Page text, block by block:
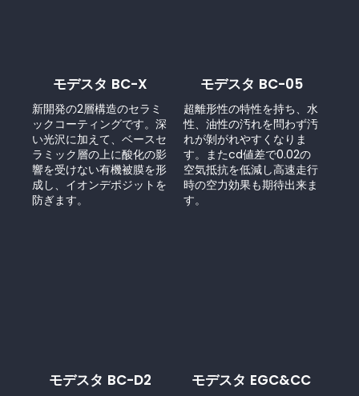
モデスタ BC-X
新開発の2層構造のセラミ
ックコーティングです。深
い光沢に加えて、ベースセ
ラミック層の上に酸化の影
響を受けない有機被膜を形
成し、イオンデポジットを
防ぎます。
モデスタ BC-05
超離形性の特性を持ち、水
性、油性の汚れを問わず汚
れが剝がれやすくなりま
す。またcd値差で0.02の
空気抵抗を低減し高速走行
時の空力効果も期待出来ま
す。
モデスタ BC-D2 モデスタ EGC&CC